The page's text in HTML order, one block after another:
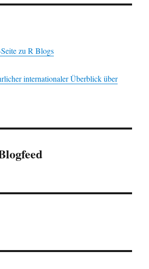
zu R Blogs
internationaler Überblick über